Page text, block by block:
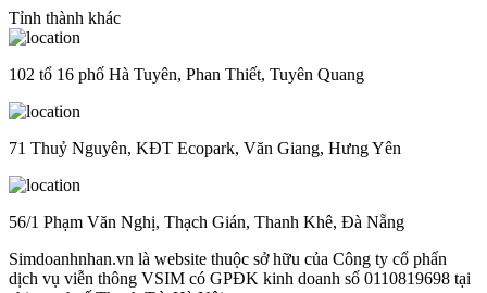
Tỉnh thành khác
102 tổ 16 phố Hà Tuyên, Phan Thiết, Tuyên Quang
71 Thuỷ Nguyên, KĐT Ecopark, Văn Giang, Hưng Yên
56/1 Phạm Văn Nghị, Thạch Gián, Thanh Khê, Đà Nẵng
Simdoanhnhan.vn là website thuộc sở hữu của Công ty cổ phẩn
dịch vụ viễn thông VSIM có GPĐK kinh doanh số 0110819698 tại